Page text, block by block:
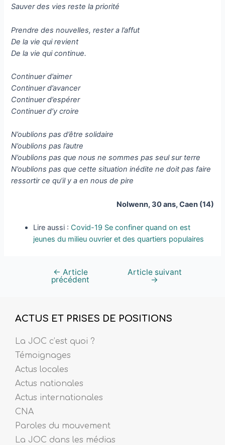
Sauver des vies reste la priorité
Prendre des nouvelles, rester a l’affut
De la vie qui revient
De la vie qui continue.
Continuer d’aimer
Continuer d’avancer
Continuer d’espérer
Continuer d’y croire
N’oublions pas d’être solidaire
N’oublions pas l’autre
N’oublions pas que nous ne sommes pas seul sur terre
N’oublions pas que cette situation inédite ne doit pas faire
ressortir ce qu’il y a en nous de pire
Nolwenn, 30 ans, Caen (14)
Lire aussi : Covid-19 Se confiner quand on est
jeunes du milieu ouvrier et des quartiers populaires
← Article
précédent
Article suivant
→
ACTUS ET PRISES DE POSITIONS
La JOC c’est quoi ?
Témoignages
Actus locales
Actus nationales
Actus internationales
CNA
Paroles du mouvement
La JOC dans les médias